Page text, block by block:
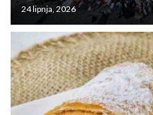
24 lipnja, 2026